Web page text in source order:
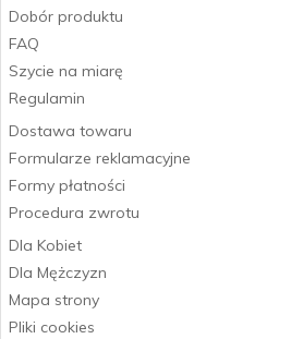
Dobór produktu
FAQ
Szycie na miarę
Regulamin
Dostawa towaru
Formularze reklamacyjne
Formy płatności
Procedura zwrotu
Dla Kobiet
Dla Mężczyzn
Mapa strony
Pliki cookies